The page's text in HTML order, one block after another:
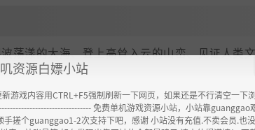
荡漾的大海、登上高耸入云的山峦、见证人类
资源白嫖小站
游戏内容用CTRL+F5强制刷新一下网页，如果还是不行清空一下
免费单机游戏资源小站，小站靠guanggao
手搓个guanggao1-2次支持下吧，感谢 小站没有充值.不卖会员.也